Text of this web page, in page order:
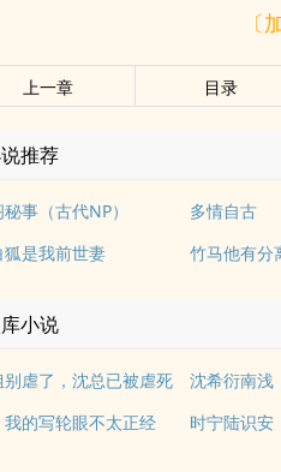
〔
上一章 目录
推荐
事（古代NP） 多情自古
狐是我前世妻 竹马他有分
小说
别虐了，沈总已被虐死 沈希衍南浅
我的写轮眼不太正经
时宁陆识安